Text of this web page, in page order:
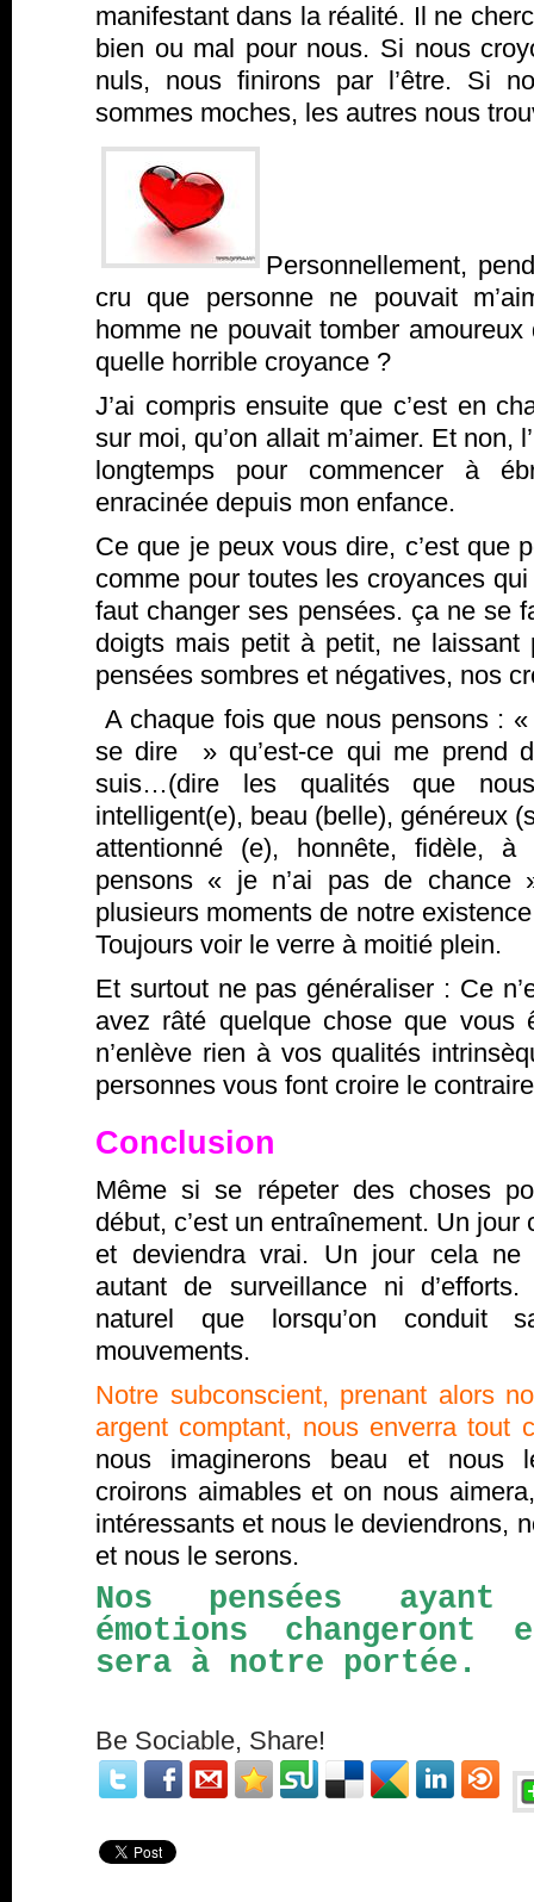
manifestant dans la réalité. Il ne
bien ou mal pour nous. Si nous
nuls, nous finirons par l’être. Si
sommes moches, les autres nous
Personnellement,
cru que personne ne pouvait
homme ne pouvait tomber
quelle horrible croyance ?
J’ai compris ensuite que c’est en
sur moi, qu’on allait m’aimer. Et non,
longtemps pour commencer à
enracinée depuis mon enfance.
Ce que je peux vous dire, c’est que
comme pour toutes les croyances
faut changer ses pensées. ça ne se
doigts mais petit à petit, ne laissant
pensées sombres et négatives, nos
A chaque fois que nous pensons :
se dire » qu’est-ce qui me prend
suis…(dire les qualités que
intelligent(e), beau (belle), généreux
attentionné (e), honnête, fidèle, à
pensons « je n’ai pas de chance
plusieurs moments de notre
Toujours voir le verre à moitié plein.
Et surtout ne pas généraliser : Ce
avez râté quelque chose que
n’enlève rien à vos qualités
personnes vous font croire le
Conclusion
Même si se répeter des choses
début, c’est un entraînement. Un
et deviendra vrai. Un jour cela ne
autant de surveillance ni
naturel que lorsqu’on conduit
mouvements.
Notre subconscient, prenant alors
argent comptant, nous enverra tout
nous imaginerons beau et nous
croirons aimables et on nous
intéressants et nous le deviendrons,
et nous le serons.
Nos pensées ayant
émotions changeront
sera à notre portée.
Be Sociable, Share!